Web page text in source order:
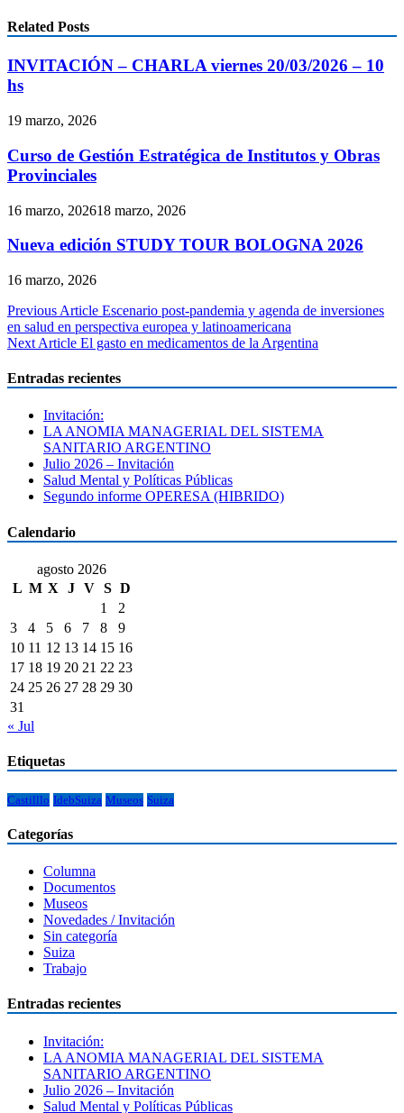
Related Posts
INVITACIÓN – CHARLA viernes 20/03/2026 – 10
hs
19 marzo, 2026
Curso de Gestión Estratégica de Institutos y Obras
Provinciales
16 marzo, 202618 marzo, 2026
Nueva edición STUDY TOUR BOLOGNA 2026
16 marzo, 2026
Navegación
de
Previous Article Escenario post-pandemia y agenda de inversiones
en salud en perspectiva europea y latinoamericana
Next Article El gasto en medicamentos de la Argentina
Entradas recientes
Invitación:
LA ANOMIA MANAGERIAL DEL SISTEMA
SANITARIO ARGENTINO
Julio 2026 – Invitación
Salud Mental y Políticas Públicas
Segundo informe OPERESA (HIBRIDO)
Calendario
agosto 2026
L M X J V S D
1
2
3
4 5 6 7 8
9
10 11 12 13 14 15 16
17 18 19 20 21 22 23
24 25 26 27 28 29 30
31
« Jul
Etiquetas
Castilllo IdebSuiza Museos Suiza
Categorías
Columna
Documentos
Museos
Novedades / Invitación
Sin categoría
Suiza
Trabajo
Entradas recientes
Invitación:
LA ANOMIA MANAGERIAL DEL SISTEMA
SANITARIO ARGENTINO
Julio 2026 – Invitación
Salud Mental y Políticas Públicas